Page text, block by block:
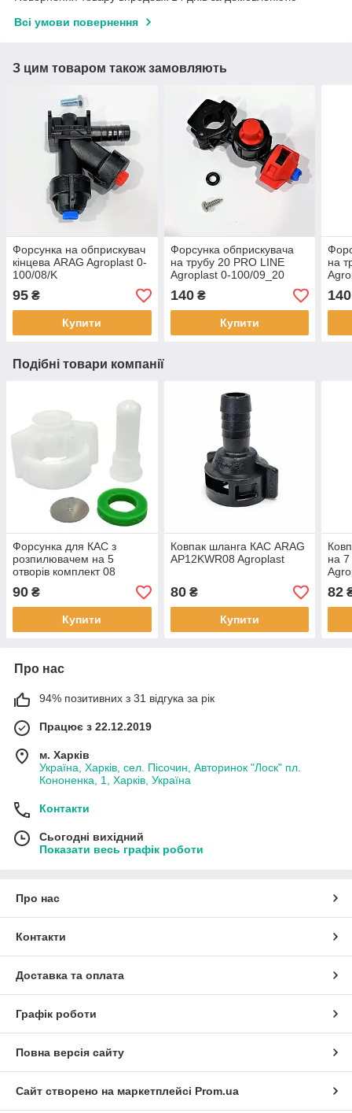
Всі умови повернення
З цим товаром також замовляють
Форсунка на обприскувач
кінцева ARAG Agroplast 0-
100/08/K
95 ₴
Купити
Форсунка обприскувача
на трубу 20 PRO LINE
Agroplast 0-100/09_20
140₴
Купити
на
140
Подібні товари компанії
Форсунка для КАС з
розпилювачем на 5
отворів комплект 08
90 ₴
Купити
Ковпак шланга КАС ARAG
AP12KWR08 Agroplast
80₴
Купити
на 7
82
Про нас
94% позитивних з 31 відгука за рік
Працює з 22.12.2019
м. Харків
Україна, Харків, сел. Пісочин, Авторинок "Лоск" пл.
Кононенка, 1, Харків, Україна
Контакти
Сьогодні вихідний
Показати весь графік роботи
Про нас
Контакти
Доставка та оплата
Графік роботи
Повна версія сайту
Сайт створено на маркетплейсі Prom.ua